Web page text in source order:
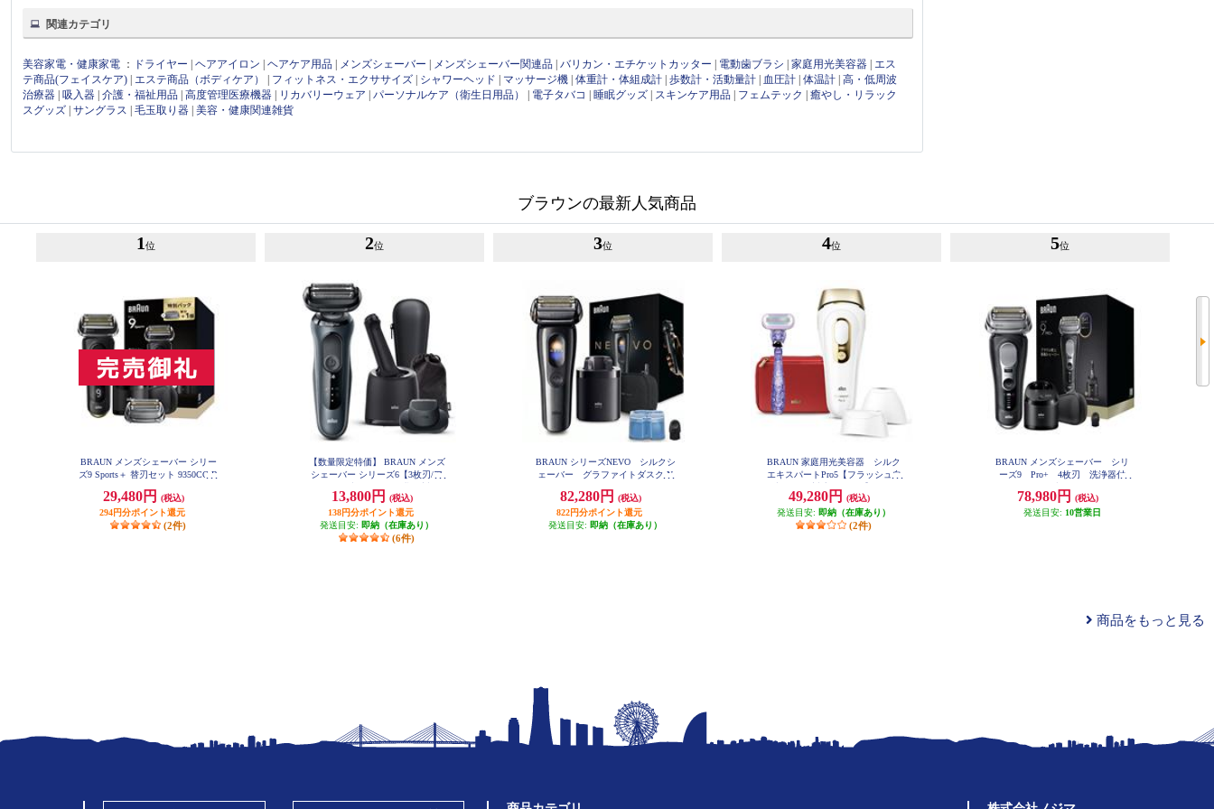
関連カテゴリ
美容家電・健康家電 ： ドライヤー |ヘアアイロン |ヘアケア用品 | メンズシェーバー | メンズシェーバー関連品 |バリカン・エチケットカッター | 電動歯ブラシ |家庭用光美容器 | エス
テ商品(フェイスケア) | エステ商品（ボディケア） | フィットネス・エクササイズ | シャワーヘッド | マッサージ機 |体重計・体組成計 |歩数計・活動量計 | 血圧計 |体温計 |高・低周波
治療器 |吸入器 |介護・福祉用品 |高度管理医療機器 | リカバリーウェア |パーソナルケア（衛生日用品） | 電子タバコ |睡眠グッズ | スキンケア用品 | フェムテック |癒やし・リラック
スグッズ |サングラス |毛玉取り器 |美容・健康関連雑貨
ブラウンの最新人気商品
1 位
BRAUN メンズシェーバー シリー
ズ9 Sports＋ 替刃セット 9350CC-B
29,480円
(税込)
294円分ポイント還元
(2件)
2位
【数量限定特価】 BRAUN メンズ
シェーバー シリーズ6【3枚刃/ア
充電式/ブラック】 61-N7200CC-V
13,800円
(税込)
138円分ポイント還元
発送目安: 即納（在庫あり）
(6件)
3位
BRAUN シリーズNEVO シルクシ
ェーバー グラファイトダスク N
82,280円
(税込)
822円分ポイント還元
発送目安: 即納（在庫あり）
4位
BRAUN 家庭用光美容器 シルク
エキスパートPro5【フラッシュ自
8
49,280円
(税込)
発送目安: 即納（在庫あり）
(2件)
5位
BRAUN メンズシェーバー シリ
ーズ9 Pro+ 4枚刃 洗浄器付
78,980円
(税込)
発送目安: 10営業日
商品をもっと見る